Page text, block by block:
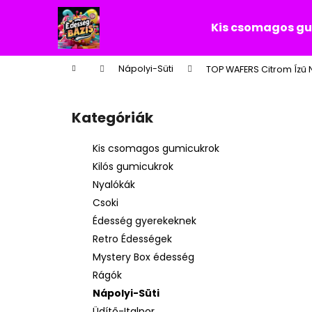
tartalomhoz
Kis csomagos
KezdőlapNápolyi-Süti TOP WAFERS Citrom
Kategóriák
átugrása
Kategóriák
Kis csomagos gumicukrok
Kilós gumicukrok
Nyalókák
Csoki
Édesség gyerekeknek
Retro Édességek
Mystery Box édesség
Rágók
Nápolyi-Süti
á
Vissza
a boltba
Vissza
a boltba